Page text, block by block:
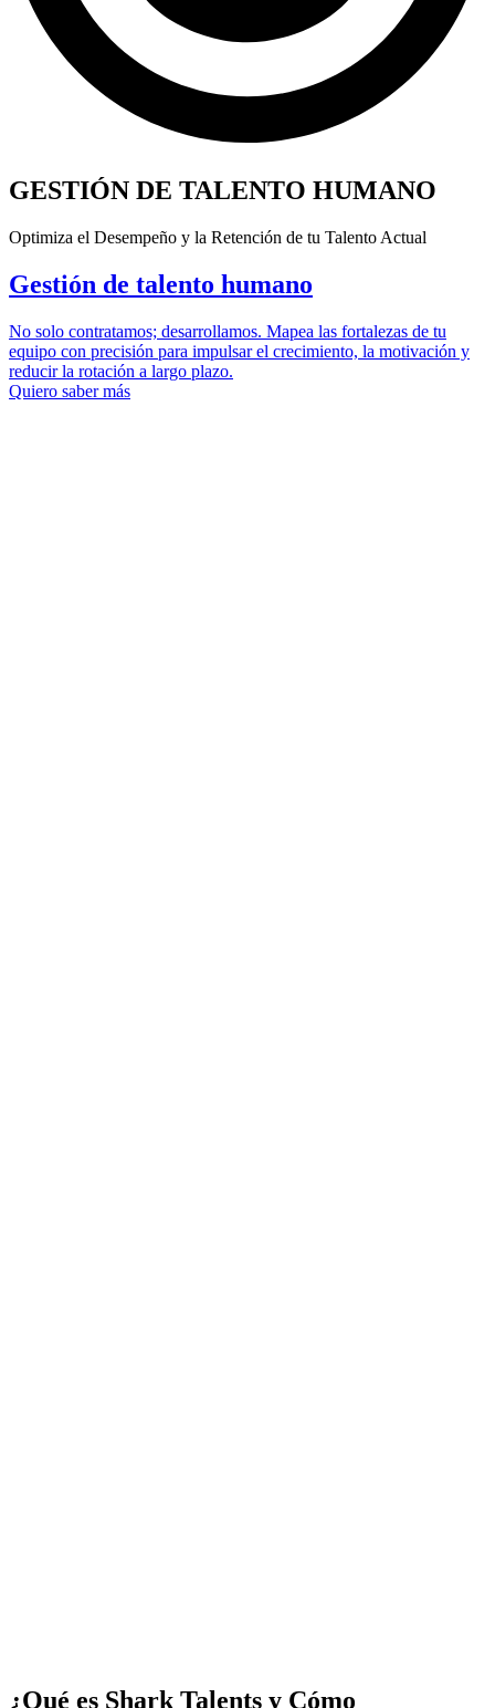
GESTIÓN DE TALENTO HUMANO
Optimiza el Desempeño y la Retención de tu Talento Actual
Gestión de talento humano
No solo contratamos; desarrollamos. Mapea las fortalezas de tu
equipo con precisión para impulsar el crecimiento, la motivación y
reducir la rotación a largo plazo.
Quiero saber más
¿Qué es Shark Talents y Cómo